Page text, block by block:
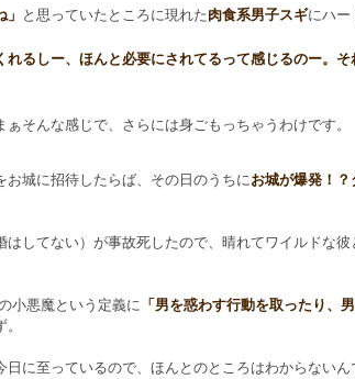
と思っていたところに現れた肉食系男子スギにハー
れるしー、ほんと必要にされてるって感じるのー。
そんな感じで、さらには身ごもっちゃうわけです。
城に招待したらば、その日のうちにお城が爆発！？
してない）が事故死したので、晴れてワイルドな彼
小悪魔という定義に 「男を惑わす行動を取ったり、
に至っているので、ほんとのところはわからないん